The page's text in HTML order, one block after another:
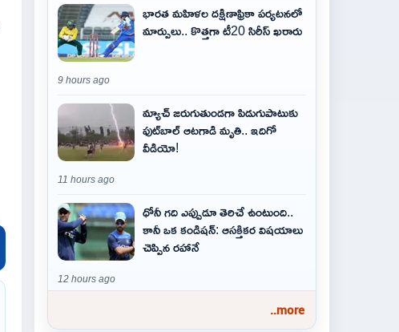
భారత మహిళల దక్షిణాఫ్రికా పర్యటనలో
మార్పులు.. కొత్తగా టీ20 సిరీస్ ఖరారు
9 hours ago
మ్యాచ్ జరుగుతుండగా పిడుగుపాటుకు
ఫుట్‌బాల్ ఆటగాడి మృతి.. ఇదిగో
వీడియో!
11 hours ago
ధోనీ గది ఎప్పుడూ తెరిచే ఉంటుంది..
కానీ ఒక కండిషన్: ఆసక్తికర విషయాలు
చెప్పిన రహానే
12 hours ago
..more